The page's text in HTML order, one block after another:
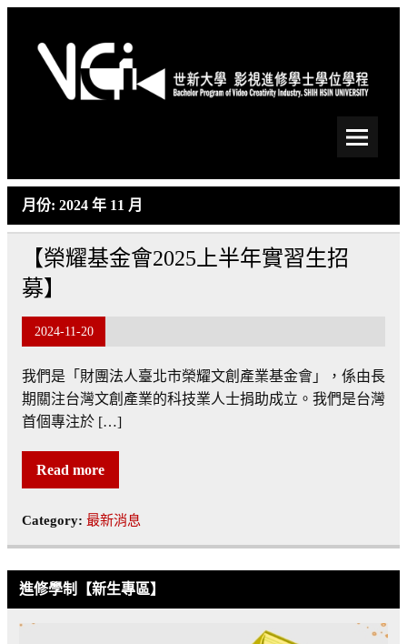
Skip
世新大學影視進修學士學
月份: 2024 年 11 月
【榮耀基金會2025上半年實習生招
募】
2024-11-20
我們是「財團法人臺北市榮耀文創產業基金會」，係由長
期關注台灣文創產業的科技業人士捐助成立。我們是台灣
首個專注於 […]
Read more
Category: 最新消息
進修學制【新生專區】